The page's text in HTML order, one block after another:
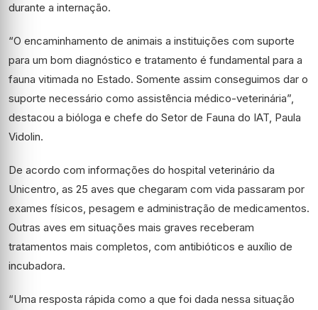
durante a internação.
“O encaminhamento de animais a instituições com suporte
para um bom diagnóstico e tratamento é fundamental para a
fauna vitimada no Estado. Somente assim conseguimos dar o
suporte necessário como assistência médico-veterinária”,
destacou a bióloga e chefe do Setor de Fauna do IAT, Paula
Vidolin.
De acordo com informações do hospital veterinário da
Unicentro, as 25 aves que chegaram com vida passaram por
exames físicos, pesagem e administração de medicamentos.
Outras aves em situações mais graves receberam
tratamentos mais completos, com antibióticos e auxílio de
incubadora.
“Uma resposta rápida como a que foi dada nessa situação